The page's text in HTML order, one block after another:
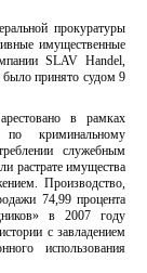
прокуратуры
имущественные
SLAV Handel,
принято судом 9
в рамках
по криминальному
служебным
растрате имущества
Производство,
74,99 процента
в 2007 году
с завладением
использования